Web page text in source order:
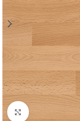
Click to enlarge